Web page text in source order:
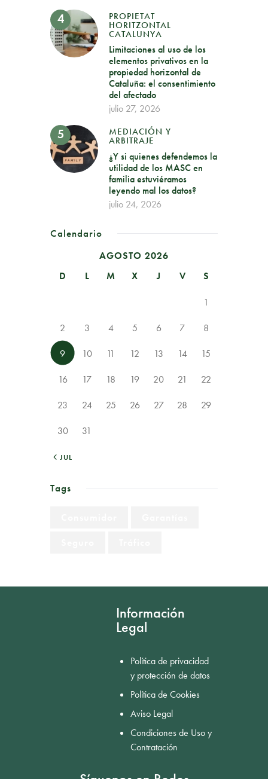
PROPIETAT
HORITZONTAL
CATALUNYA
Limitaciones al uso de los
elementos privativos en la
propiedad horizontal de
Cataluña: el consentimiento
del afectado
julio 27, 2026
MEDIACIÓN Y
ARBITRAJE
¿Y si quienes defendemos la
utilidad de los MASC en
familia estuviéramos
leyendo mal los datos?
julio 24, 2026
Calendario
AGOSTO 2026
D
L M X J V S
1
2 3 4 5 6 7 8
9 10 11 12 13 14 15
16 17 18 19 20 21 22
23 24 25 26 27 28 29
30 31
« JUL
Tags
Información
Legal
Política de privacidad
y protección de datos
Política de Cookies
Aviso Legal
Condiciones de Uso y
Contratación